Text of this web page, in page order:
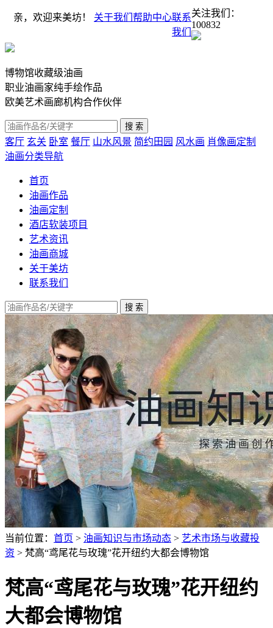
亲，欢迎来美坊！ 关于我们 帮助中心联系
我们
关注我们：
100832
博物馆收藏级油画
职业油画家纯手绘作品
欧美艺术画廊机构合作伙伴
客厅 玄关 卧室 餐厅 山水风景 简约田园 风水画 肖像画定制
油画分类导航
首页
油画作品
油画定制
酒店软装项目
艺术资讯
油画商城
关于美坊
联系我们
当前位置： 首页 > 油画知识与市场动态 > 艺术市场与收藏投
资 > 梵高“鸢尾花与玫瑰”花开纽约大都会博物馆
梵高“鸢尾花与玫瑰”花开纽约
大都会博物馆